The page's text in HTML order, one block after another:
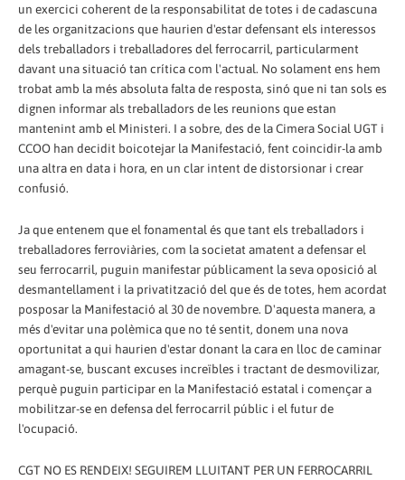
un exercici coherent de la responsabilitat de totes i de cadascuna
de les organitzacions que haurien d'estar defensant els interessos
dels treballadors i treballadores del ferrocarril, particularment
davant una situació tan crítica com l'actual. No solament ens hem
trobat amb la més absoluta falta de resposta, sinó que ni tan sols es
dignen informar als treballadors de les reunions que estan
mantenint amb el Ministeri. I a sobre, des de la Cimera Social UGT i
CCOO han decidit boicotejar la Manifestació, fent coincidir-la amb
una altra en data i hora, en un clar intent de distorsionar i crear
confusió.
Ja que entenem que el fonamental és que tant els treballadors i
treballadores ferroviàries, com la societat amatent a defensar el
seu ferrocarril, puguin manifestar públicament la seva oposició al
desmantellament i la privatització del que és de totes, hem acordat
posposar la Manifestació al 30 de novembre. D'aquesta manera, a
més d'evitar una polèmica que no té sentit, donem una nova
oportunitat a qui haurien d'estar donant la cara en lloc de caminar
amagant-se, buscant excuses increïbles i tractant de desmovilizar,
perquè puguin participar en la Manifestació estatal i començar a
mobilitzar-se en defensa del ferrocarril públic i el futur de
l'ocupació.
CGT NO ES RENDEIX! SEGUIREM LLUITANT PER UN FERROCARRIL